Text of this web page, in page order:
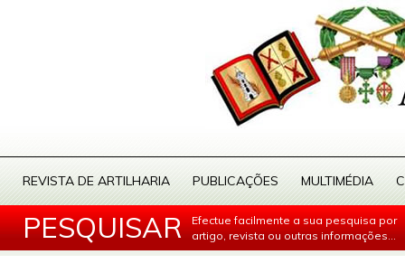
REVISTA DE ARTILHARIA PUBLICAÇÕES MULTIMÉDIA
PESQUISAR
Efectue facilmente a sua pesquisa por
artigo, revista ou outras informações...